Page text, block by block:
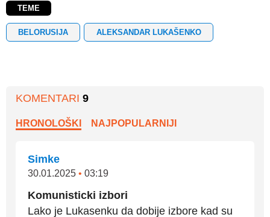
TEME
BELORUSIJA ALEKSANDAR LUKAŠENKO
KOMENTARI 9
HRONOLOŠKI NAJPOPULARNIJI
Simke
30.01.2025 • 03:19
Komunisticki izbori
Lako je Lukasenku da dobije izbore kad su